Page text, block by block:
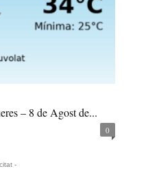
– 8 de Agost de...
0
-